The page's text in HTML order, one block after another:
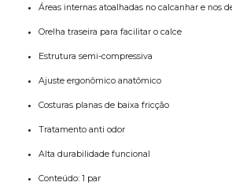
Áreas internas atoalhadas no calcanhar e nos
Orelha traseira para facilitar o calce
Estrutura semi-compressiva
Ajuste ergonômico anatômico
Costuras planas de baixa fricção
Tratamento anti odor
Alta durabilidade funcional
Conteúdo: 1 par